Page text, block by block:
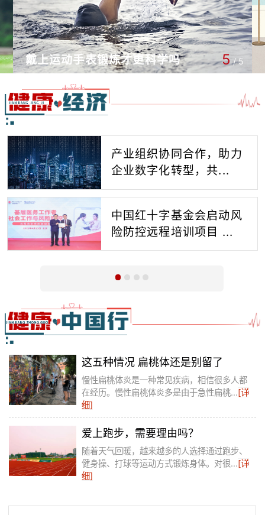
5/5
戴上运动手表锻炼才更科学吗
产业组织协同合作，助力
企业数字化转型，共...
中国红十字基金会启动风
险防控远程培训项目 ...
这五种情况 扁桃体还是别留了
慢性扁桃体炎是一种常见疾病，相信很多人都
在经历。慢性扁桃体炎多是由于急性扁桃...[详
细]
爱上跑步，需要理由吗？
随着天气回暖，越来越多的人选择通过跑步、
健身操、打球等运动方式锻炼身体。对很...[详
细]